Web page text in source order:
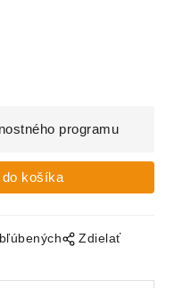
programu
Zdielať